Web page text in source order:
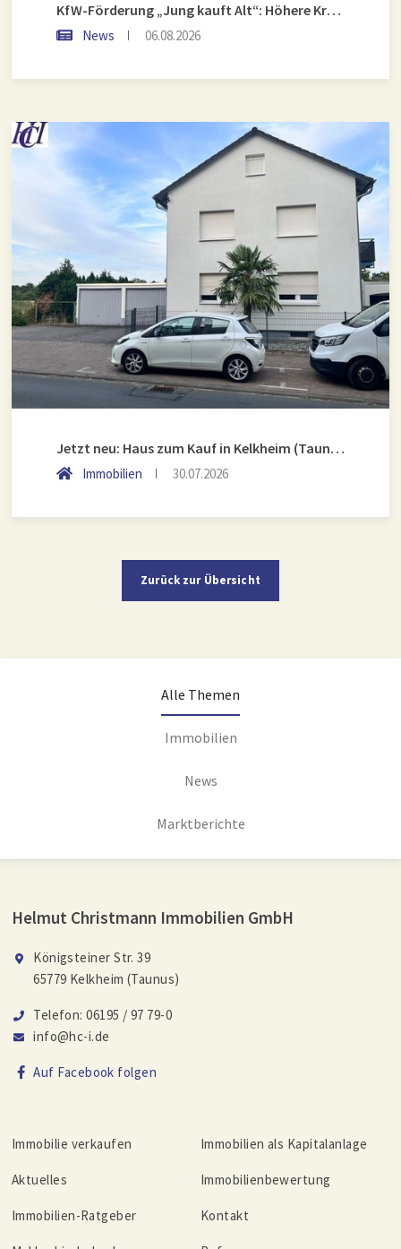
KfW-Förderung „Jung kauft Alt“: Höhere Kredite ab August 2026
News 06.08.2026
Jetzt neu: Haus zum Kauf in Kelkheim (Taunus)
Immobilien 30.07.2026
Zurück zur Übersicht
Alle Themen
Immobilien
News
Marktberichte
Helmut Christmann Immobilien GmbH
Königsteiner Str. 39
65779 Kelkheim (Taunus)
Telefon: 06195 / 97 79-0
info@hc-i.de
Auf Facebook folgen
Immobilie verkaufen Immobilien als Kapitalanlage
Aktuelles Immobilienbewertung
Immobilien-Ratgeber Kontakt